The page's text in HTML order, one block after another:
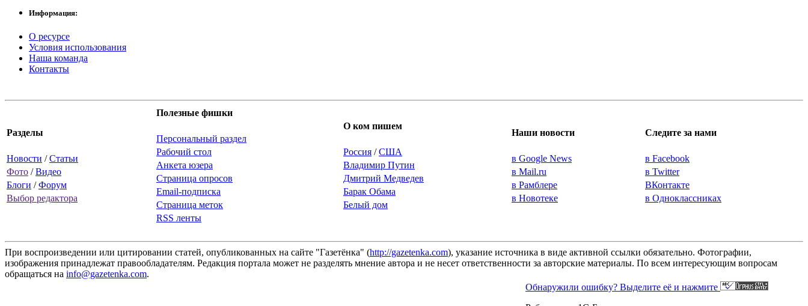
Информация:
О ресурсе
Условия использования
Наша команда
Контакты
Разделы
Новости /Статьи
Фото /Видео
Блоги /Форум
Выбор редактора
Полезные фишки
Персональный раздел
Рабочий стол
Анкета юзера
Страница опросов
Email-подписка
Страница меток
RSS ленты
О ком пишем
Россия /США
Владимир Путин
Дмитрий Медведев
Барак Обама
Белый дом
Наши новости
в Google News
в Mail.ru
в Рамблере
в Новотеке
Следите за нами
в Facebook
в Twitter
ВКонтакте
в Одноклассниках
При воспроизведении или цитировании статей, опубликованных на сайте "Газетёнка" (http://gazetenka.com), указание источника в виде активной ссылки обязательно. Фотографии,
изображения принадлежат правообладателям. Редакция портала может не разделять мнение автора и не несет ответственности за авторские материалы. По всем интересующим вопросам
обращаться на info@gazetenka.com.
Обнаружили ошибку? Выделите её и нажмите